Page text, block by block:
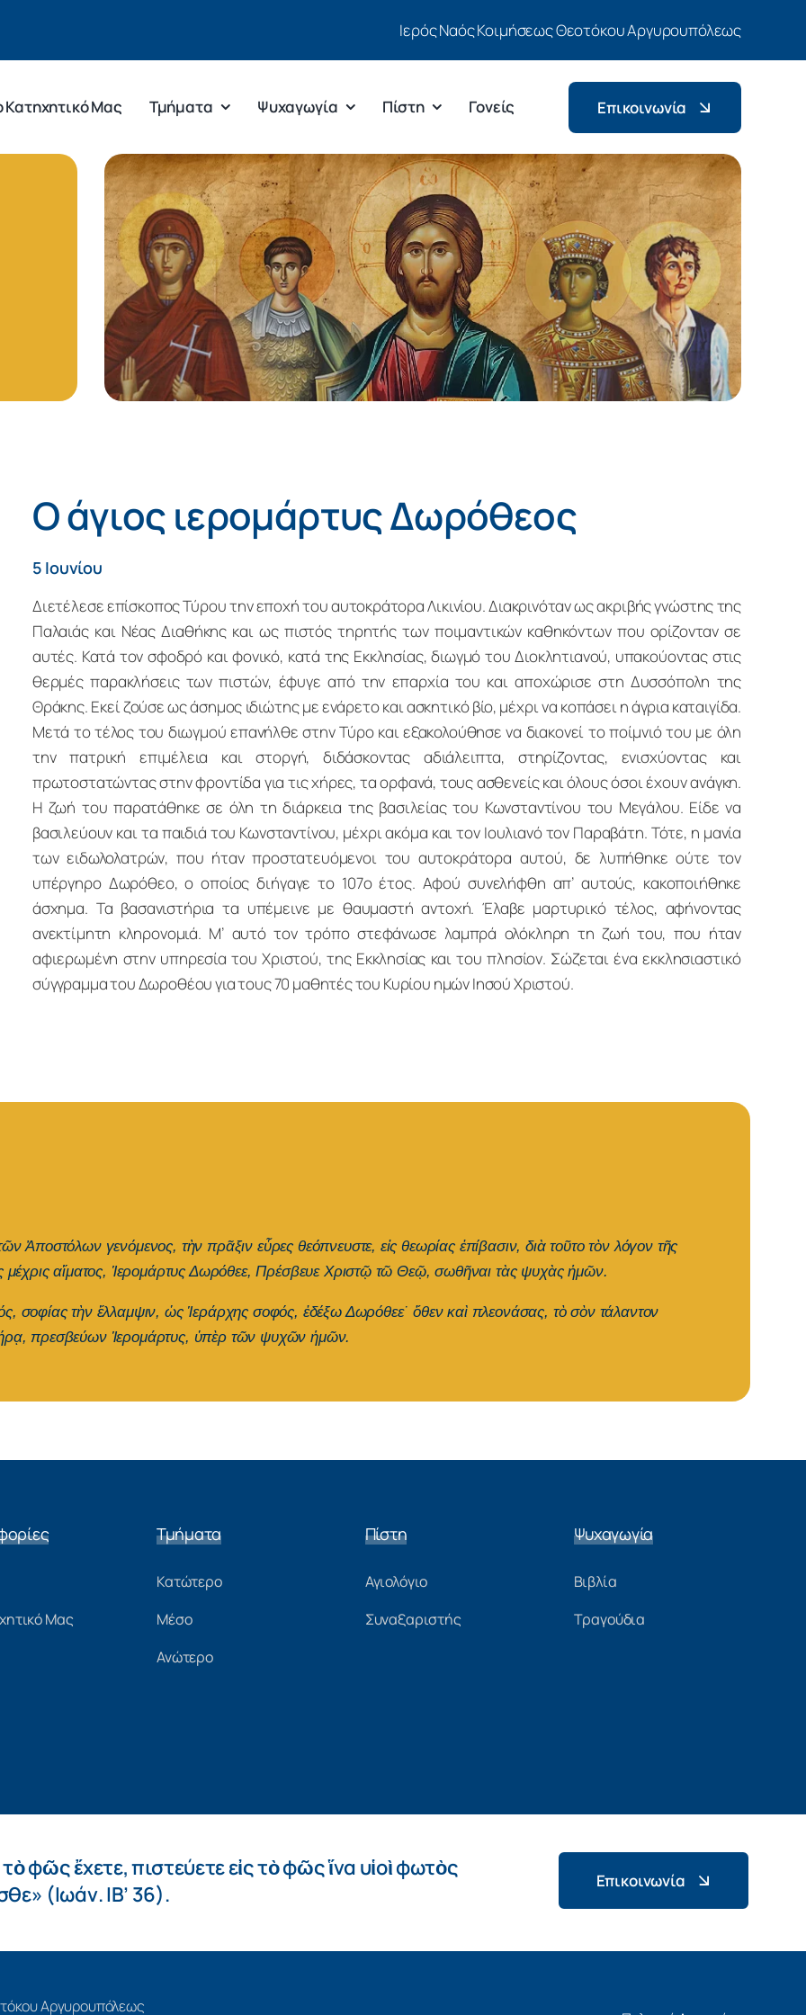
Ιερός Ναός Κοιμήσεως Θεοτόκου Αργυρουπόλεως
Κατηχητικό Μας Τμήματα Ψυχαγωγία Πίστη Γονείς Επικοινωνία
Ο άγιος ιερομάρτυς Δωρόθεος
5 Ιουνίου
Διετέλεσε επίσκοπος Τύρου την εποχή του αυτοκράτορα Λικινίου. Διακρινόταν ως ακριβής γνώστης της
Παλαιάς και Νέας Διαθήκης και ως πιστός τηρητής των ποιμαντικών καθηκόντων που ορίζονταν σε
αυτές. Κατά τον σφοδρό και φονικό, κατά της Εκκλησίας, διωγμό του Διοκλητιανού, υπακούοντας στις
θερμές παρακλήσεις των πιστών, έφυγε από την επαρχία του και αποχώρισε στη Δυσσόπολη της
Θράκης. Εκεί ζούσε ως άσημος ιδιώτης με ενάρετο και ασκητικό βίο, μέχρι να κοπάσει η άγρια καταιγίδα.
Μετά το τέλος του διωγμού επανήλθε στην Τύρο και εξακολούθησε να διακονεί το ποίμνιό του με όλη
την πατρική επιμέλεια και στοργή, διδάσκοντας αδιάλειπτα, στηρίζοντας, ενισχύοντας και
πρωτοστατώντας στην φροντίδα για τις χήρες, τα ορφανά, τους ασθενείς και όλους όσοι έχουν ανάγκη.
Η ζωή του παρατάθηκε σε όλη τη διάρκεια της βασιλείας του Κωνσταντίνου του Μεγάλου. Είδε να
βασιλεύουν και τα παιδιά του Κωνσταντίνου, μέχρι ακόμα και τον Ιουλιανό τον Παραβάτη. Τότε, η μανία
των ειδωλολατρών, που ήταν προστατευόμενοι του αυτοκράτορα αυτού, δε λυπήθηκε ούτε τον
υπέργηρο Δωρόθεο, ο οποίος διήγαγε το 107ο έτος. Αφού συνελήφθη απ’ αυτούς, κακοποιήθηκε
άσχημα. Τα βασανιστήρια τα υπέμεινε με θαυμαστή αντοχή. Έλαβε μαρτυρικό τέλος, αφήνοντας
ανεκτίμητη κληρονομιά. Μ’ αυτό τον τρόπο στεφάνωσε λαμπρά ολόκληρη τη ζωή του, που ήταν
αφιερωμένη στην υπηρεσία του Χριστού, της Εκκλησίας και του πλησίον. Σώζεται ένα εκκλησιαστικό
σύγγραμμα του Δωροθέου για τους 70 μαθητές του Κυρίου ημών Ιησού Χριστού.
Ἀποστόλων γενόμενος, τὴν πρᾶξιν εὗρες θεόπνευστε, εἰς θεωρίας ἐπίβασιν, διὰ τοῦτο τὸν λόγον τῆς
μέχρις αἵματος, Ἱερομάρτυς Δωρόθεε, Πρέσβευε Χριστῷ τῶ Θεῷ, σωθῆναι τὰς ψυχὰς ἡμῶν.
σοφίας τὴν ἔλλαμψιν, ὡς Ἱεράρχης σοφός, ἐδέξω Δωρόθεε˙ ὅθεν καὶ πλεονάσας, τὸ σὸν τάλαντον
πρεσβεύων Ἱερομάρτυς, ὑπὲρ τῶν ψυχῶν ἡμῶν.
Μας
Τμήματα
Κατώτερο
Μέσο
Ανώτερο
Πίστη
Αγιολόγιο
Συναξαριστής
Ψυχαγωγία
Βιβλία
Τραγούδια
φῶς ἔχετε, πιστεύετε εἰς τὸ φῶς ἵνα υἱοὶ φωτὸς
(Ιωάν. ΙΒ’ 36).
Επικοινωνία
Αργυρουπόλεως